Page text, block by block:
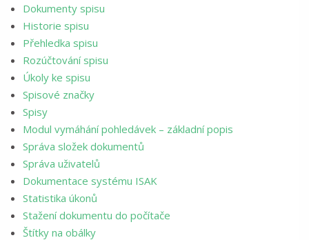
Dokumenty spisu
Historie spisu
Přehledka spisu
Rozúčtování spisu
Úkoly ke spisu
Spisové značky
Spisy
Modul vymáhání pohledávek – základní popis
Správa složek dokumentů
Správa uživatelů
Dokumentace systému ISAK
Statistika úkonů
Stažení dokumentu do počítače
Štítky na obálky